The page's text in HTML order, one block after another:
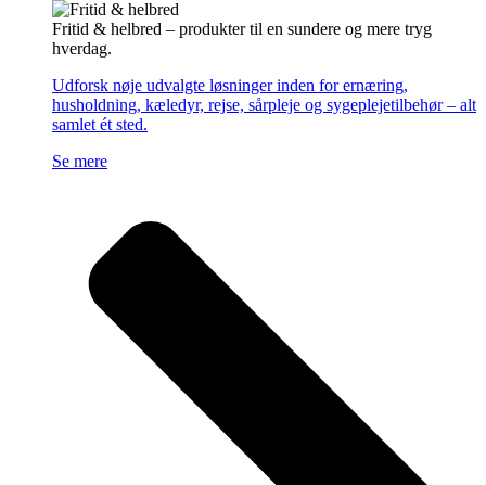
Fritid & helbred – produkter til en sundere og mere tryg
hverdag.
Udforsk nøje udvalgte løsninger inden for ernæring,
husholdning, kæledyr, rejse, sårpleje og sygeplejetilbehør – alt
samlet ét sted.
Se mere